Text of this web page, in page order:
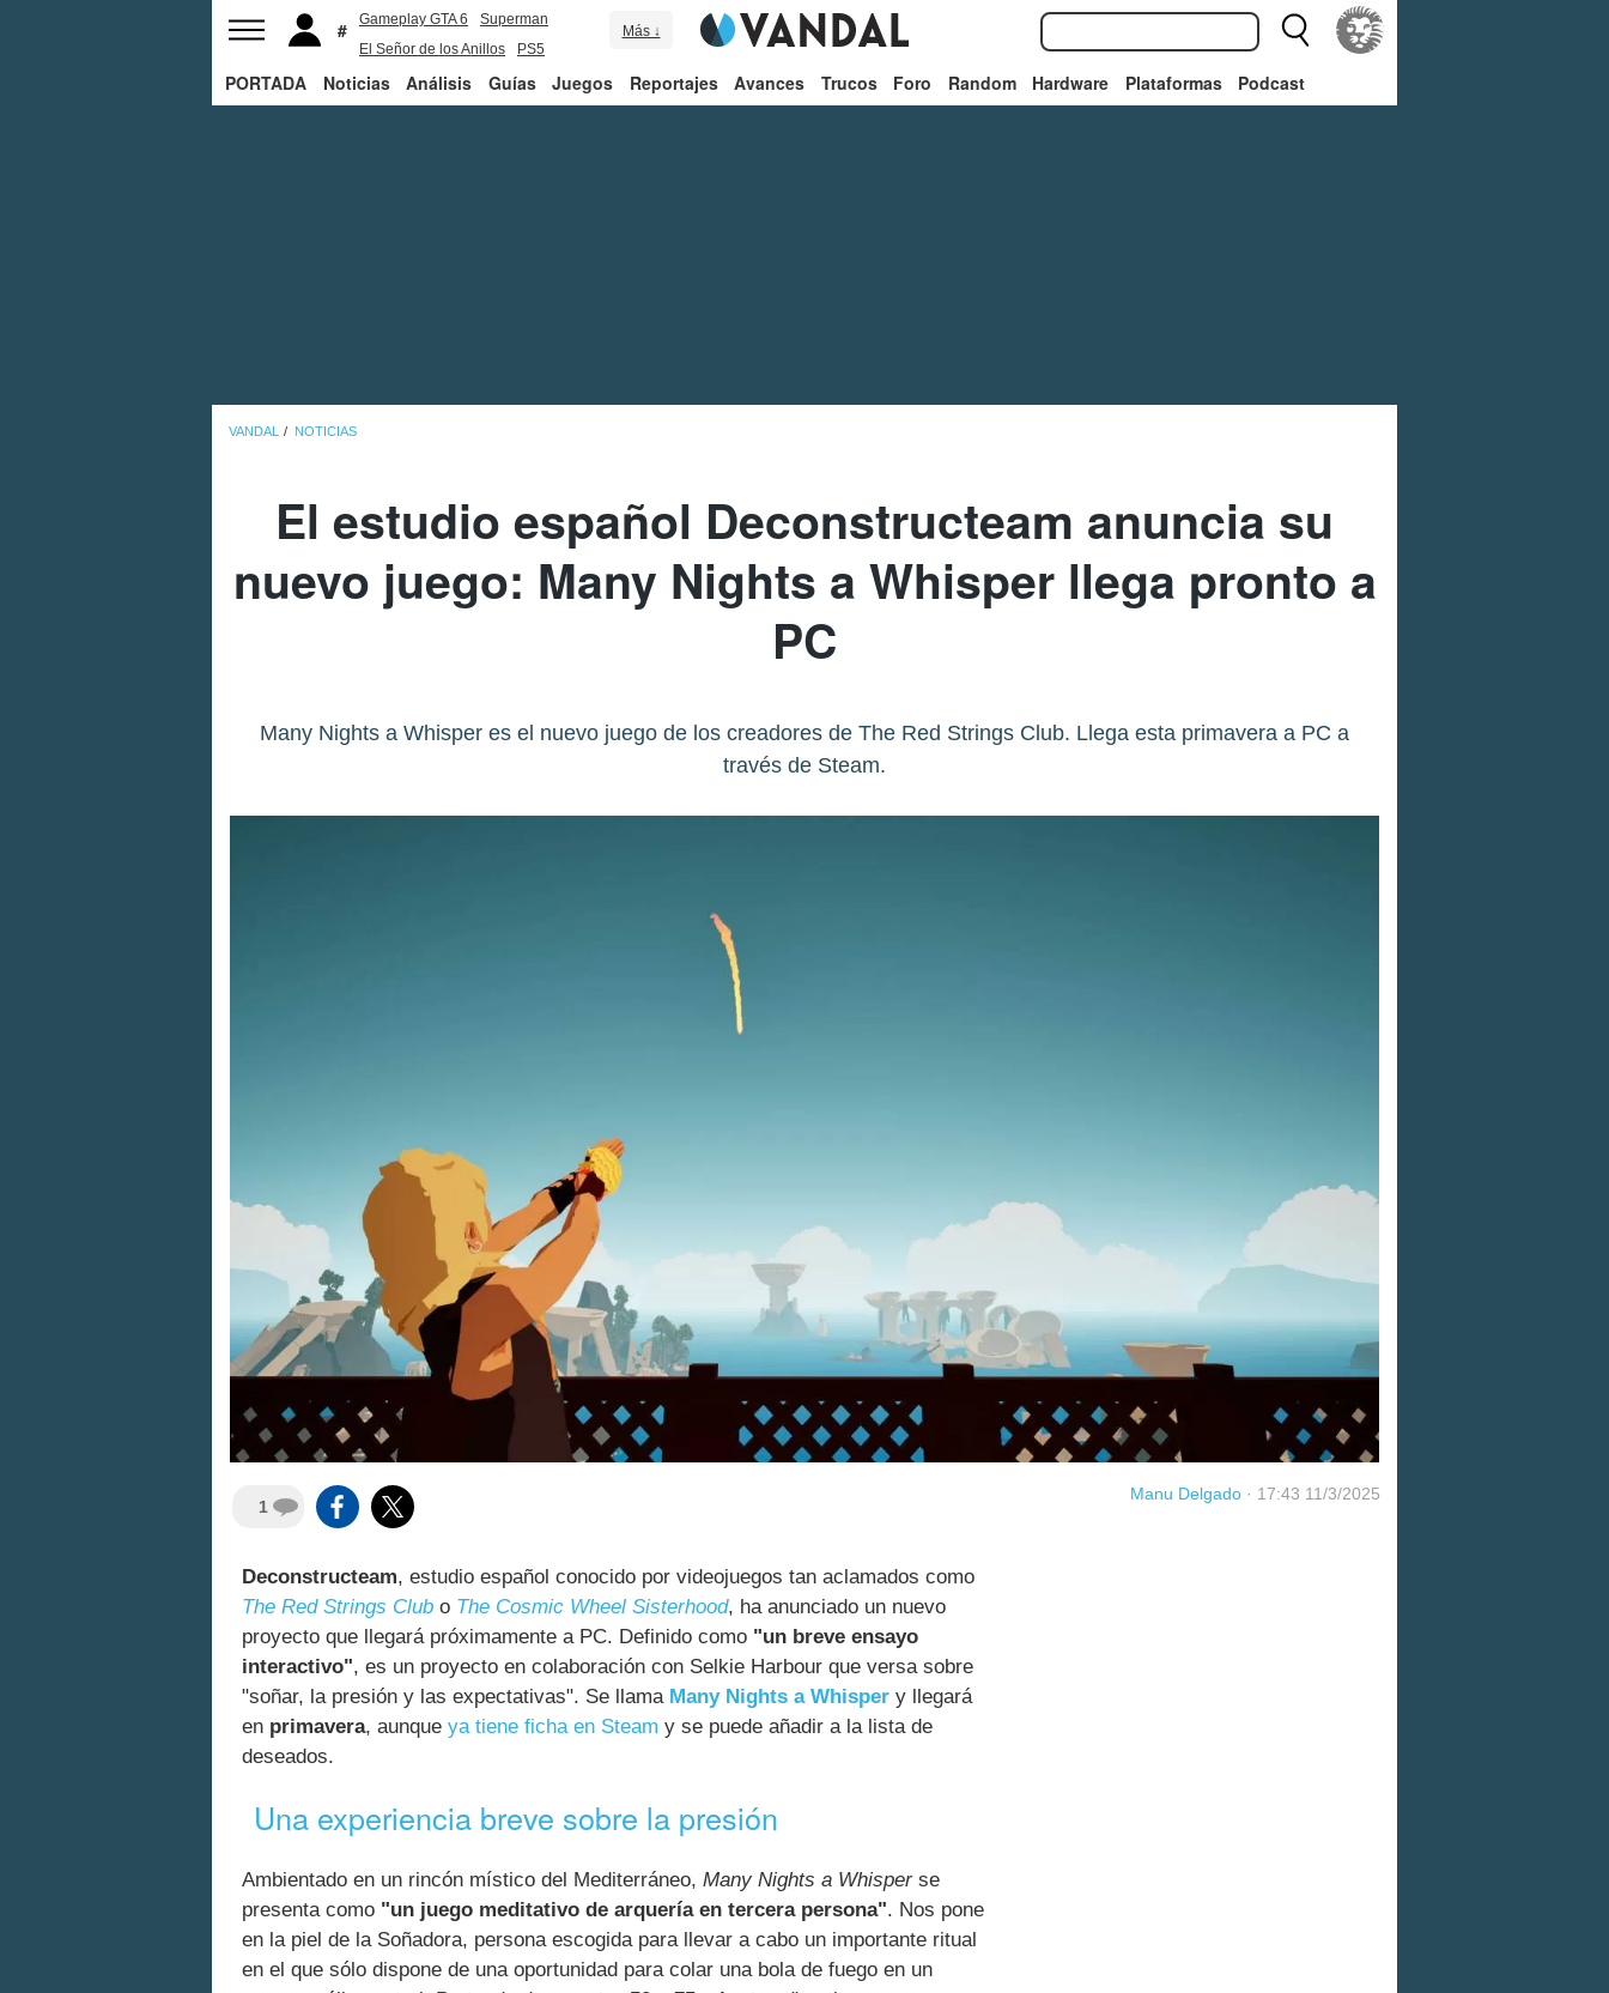
Gameplay GTA 6
Superman
El Señor de los Anillos
PS5
Más ↓
PORTADA Noticias Análisis Guías Juegos Reportajes Avances Trucos Foro Random Hardware Plataformas Podcast
VANDAL NOTICIAS
El estudio español Deconstructeam anuncia su
nuevo juego: Many Nights a Whisper llega pronto a
PC
Many Nights a Whisper es el nuevo juego de los creadores de The Red Strings Club. Llega esta primavera a PC a
través de Steam.
1
Manu Delgado · 17:43 11/3/2025
Deconstructeam, estudio español conocido por videojuegos tan aclamados como
The Red Strings Club o The Cosmic Wheel Sisterhood, ha anunciado un nuevo
proyecto que llegará próximamente a PC. Definido como "un breve ensayo
interactivo", es un proyecto en colaboración con Selkie Harbour que versa sobre
"soñar, la presión y las expectativas". Se llama Many Nights a Whisper y llegará
en primavera, aunque ya tiene ficha en Steam y se puede añadir a la lista de
deseados.
Una experiencia breve sobre la presión
Ambientado en un rincón místico del Mediterráneo, Many Nights a Whisperse
presenta como "un juego meditativo de arquería en tercera persona". Nos pone
en la piel de la Soñadora, persona escogida para llevar a cabo un importante ritual
en el que sólo dispone de una oportunidad para colar una bola de fuego en un